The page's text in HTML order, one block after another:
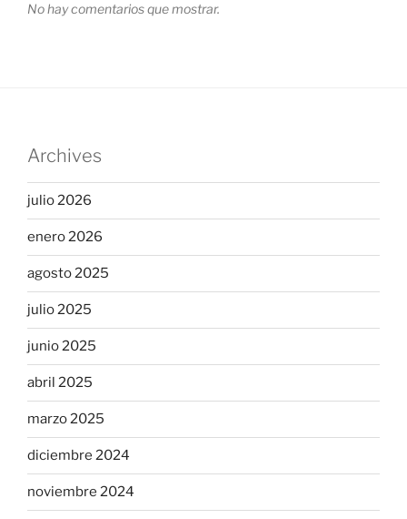
No hay comentarios que mostrar.
Archives
julio 2026
enero 2026
agosto 2025
julio 2025
junio 2025
abril 2025
marzo 2025
diciembre 2024
noviembre 2024